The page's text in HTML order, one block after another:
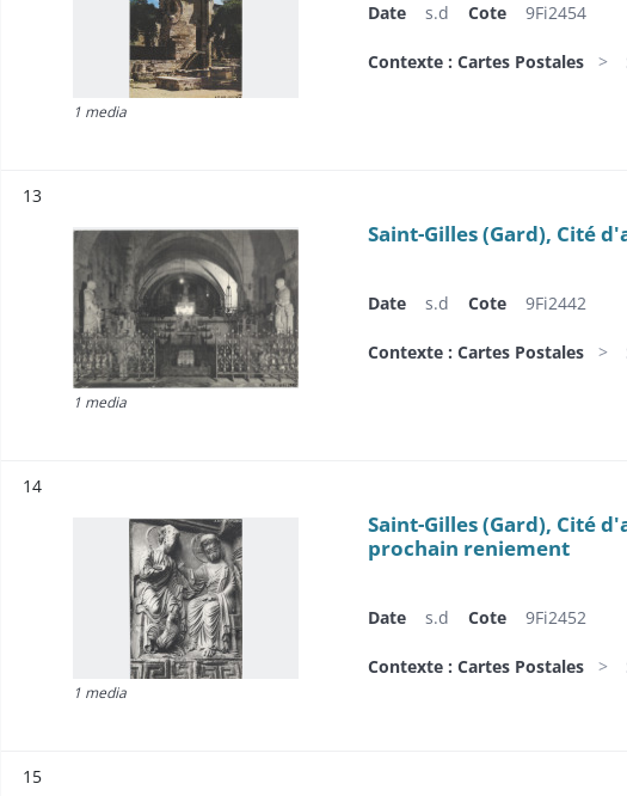
1 media
Date s.d Cote 9Fi2454
Contexte : Cartes Postales
13
1 media
Saint-Gilles (Gard), Cité
Date s.d Cote 9Fi2442
Contexte : Cartes Postales
14
1 media
Saint-Gilles (Gard), Cité
prochain reniement
Date s.d Cote 9Fi2452
Contexte : Cartes Postales
15